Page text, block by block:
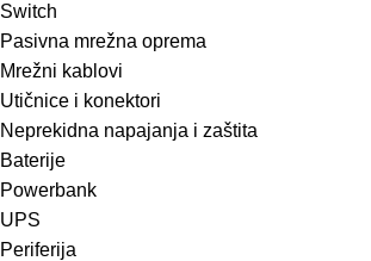
Switch
Pasivna mrežna oprema
Mrežni kablovi
Utičnice i konektori
Neprekidna napajanja i zaštita
Baterije
Powerbank
UPS
Periferija